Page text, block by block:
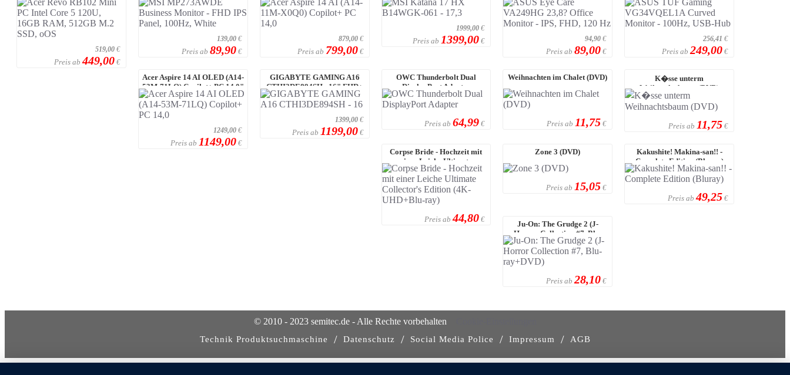
RAM, 512GB M.2 S ...
519,00€
Preis ab 449,00€
100Hz, White
139,00€
Preis ab 89,90€
WUXGA, IPS, 1 ...
879,00€
Preis ab 799,00€
Display, Intel Cor ...
1999,00 €
Preis ab 1399,00 €
FHD, 120 Hz
94,90 €
Preis ab 89,00 €
Monitor - 100Hz, USB-Hub
256,41 €
Preis ab 249,00 €
Acer Aspire 14 AI OLED (A14-
53M-71LQ) Copilot+ PC 14,0"
WUXGA, O ...
1249,00€
Preis ab 1149,00€
GIGABYTE GAMING A16
CTHI3DE894SH - 16" FHD+
165 Hz Display, Inte ...
1399,00€
Preis ab 1199,00€
OWC Thunderbolt Dual
DisplayPort Adapter
Preis ab 64,99 €
Weihnachten im Chalet (DVD)
Preis ab 11,75 €
K�sse unterm
Weihnachtsbaum (DVD)
Preis ab 11,75 €
Corpse Bride - Hochzeit mit
einer Leiche Ultimate
Collector's ...
Preis ab 44,80 €
Zone 3 (DVD)
Preis ab 15,05 €
Kakushite! Makina-san!! -
Complete Edition (Bluray)
Preis ab 49,25 €
Ju-On: The Grudge 2 (J-
Horror Collection #7, Blu-
ray+DVD)
Preis ab 28,10 €
© 2010 - 2023 semitec.de - Alle Rechte vorbehalten
Technik Produktsuchmaschine / Datenschutz / Social Media Police / Impressum / AGB